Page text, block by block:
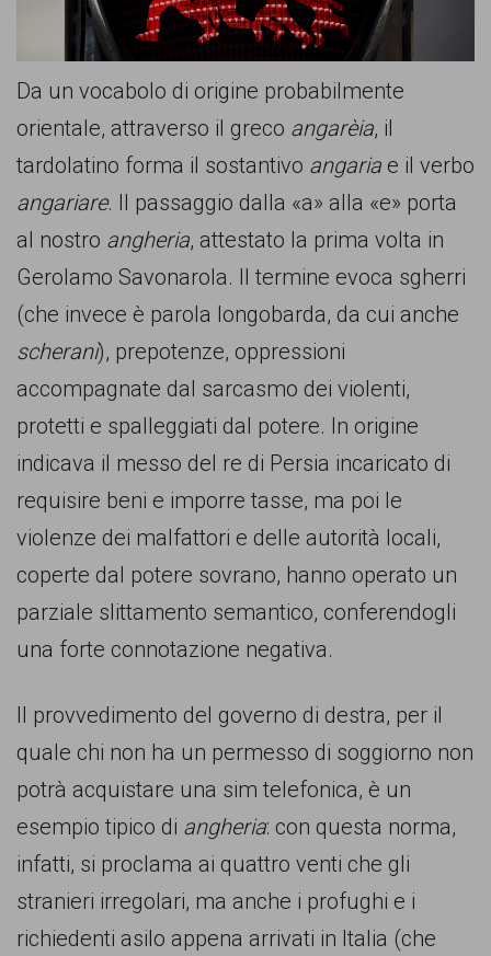
comunicazione
specificamente
dedicato
al
fenomeno
del
razzismo
curato
da
Lunaria
collaborazione
con
persone,
associazioni
movimenti
che
battono
per
pari
opportunità
Da un vocabolo di origine probabilmente
orientale, attraverso il greco angarèia, il
tardolatino forma il sostantivo angaria e il verbo
angariare. Il passaggio dalla «a» alla «e» porta
al nostro angheria, attestato la prima volta in
Gerolamo Savonarola. Il termine evoca sgherri
(che invece è parola longobarda, da cui anche
scherani), prepotenze, oppressioni
accompagnate dal sarcasmo dei violenti,
protetti e spalleggiati dal potere. In origine
indicava il messo del re di Persia incaricato di
requisire beni e imporre tasse, ma poi le
violenze dei malfattori e delle autorità locali,
coperte dal potere sovrano, hanno operato un
parziale slittamento semantico, conferendogli
una forte connotazione negativa.
Il provvedimento del governo di destra, per il
quale chi non ha un permesso di soggiorno non
potrà acquistare una sim telefonica, è un
esempio tipico di angheria: con questa norma,
infatti, si proclama ai quattro venti che gli
stranieri irregolari, ma anche i profughi e i
richiedenti asilo appena arrivati in Italia (che